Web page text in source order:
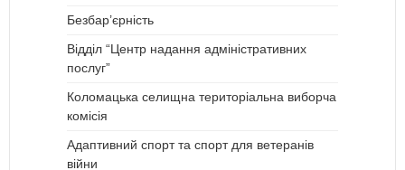
Безбар’єрність
Відділ “Центр надання адміністративних
послуг”
Коломацька селищна територіальна виборча
комісія
Адаптивний спорт та спорт для ветеранів
війни